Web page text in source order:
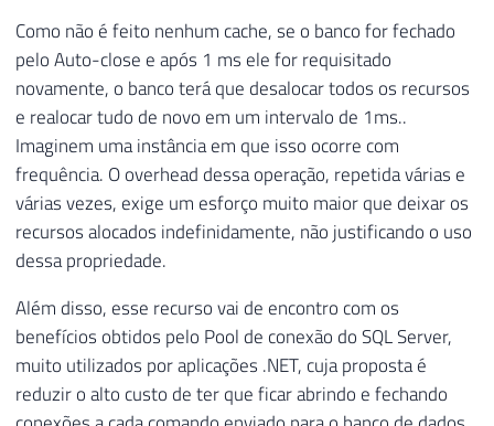
Como não é feito nenhum cache, se o banco for fechado
pelo Auto-close e após 1 ms ele for requisitado
novamente, o banco terá que desalocar todos os recursos
e realocar tudo de novo em um intervalo de 1ms..
Imaginem uma instância em que isso ocorre com
frequência. O overhead dessa operação, repetida várias e
várias vezes, exige um esforço muito maior que deixar os
recursos alocados indefinidamente, não justificando o uso
dessa propriedade.
Além disso, esse recurso vai de encontro com os
benefícios obtidos pelo Pool de conexão do SQL Server,
muito utilizados por aplicações .NET, cuja proposta é
reduzir o alto custo de ter que ficar abrindo e fechando